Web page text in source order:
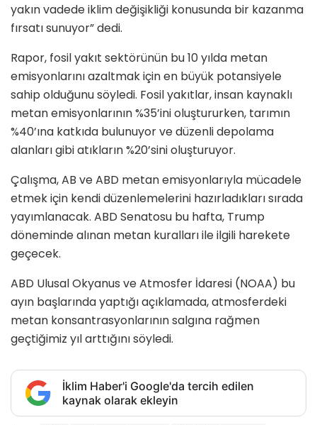
yakın vadede iklim değişikliği konusunda bir kazanma
fırsatı sunuyor” dedi.
Rapor, fosil yakıt sektörünün bu 10 yılda metan
emisyonlarını azaltmak için en büyük potansiyele
sahip olduğunu söyledi. Fosil yakıtlar, insan kaynaklı
metan emisyonlarının %35’ini oluştururken, tarımın
%40’ına katkıda bulunuyor ve düzenli depolama
alanları gibi atıkların %20’sini oluşturuyor.
Çalışma, AB ve ABD metan emisyonlarıyla mücadele
etmek için kendi düzenlemelerini hazırladıkları sırada
yayımlanacak. ABD Senatosu bu hafta, Trump
döneminde alınan metan kuralları ile ilgili harekete
geçecek.
ABD Ulusal Okyanus ve Atmosfer İdaresi (NOAA) bu
ayın başlarında yaptığı açıklamada, atmosferdeki
metan konsantrasyonlarının salgına rağmen
geçtiğimiz yıl arttığını söyledi.
İklim Haber'i Google'da tercih edilen
kaynak olarak ekleyin